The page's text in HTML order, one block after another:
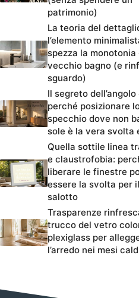
patrimonio)
La teoria del
l’elemento
spezza la monotonia
vecchio bagno (e
sguardo)
Il segreto
perché posizionare
specchio dove non
sole è la vera svolta
Quella sottile linea
e claustrofobia:
liberare le finestre
essere la svolta per
salotto
Trasparenze
trucco del vetro
plexiglass per
l’arredo nei mesi